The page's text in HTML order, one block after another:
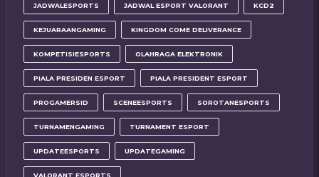
JADWALESPORTS JADWAL ESPORT VALORANT KCD2
KEJUARAANGAMING KINGDOM COME DELIVERANCE
KOMPETISIESPORTS OLAHRAGA ELEKTRONIK
PIALA PRESIDEN ESPORT PIALA PRESIDENT ESPORT
PROGAMERSID SCENEESPORTS SOROTANESPORTS
TURNAMENGAMING TURNAMENT ESPORT
UPDATEESPORTS UPDATEGAMING
VALORANT ESPORTS